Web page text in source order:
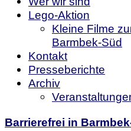
Lego-Aktion
Kleine Filme
Barmbek-Süd
Kontakt
Presseberichte
Archiv
Barrierefrei in